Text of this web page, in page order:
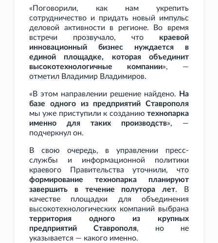
«Поговорили, как нам укрепить
сотрудничество и придать новый импульс
деловой активности в регионе. Во время
встречи прозвучало, что краевой
инновационный бизнес нуждается в
единой площадке, которая объединит
высокотехнологичные компании», —
отметил Владимир Владимиров.
«В этом направлении решение найдено.
На
базе одного из предприятий Ставрополя
мы уже приступили к созданию технопарка
именно для таких производств», —
подчеркнул он.
В свою очередь, в управлении пресс-
службы и информационной политики
краевого Правительства уточнили, что
формирование технопарка планируют
завершить в течение полутора лет. В
качестве площадки для объединения
высокотехнологических компаний выбрана
территория одного из крупных
предприятий Ставрополя, но не
указывается — какого именно.